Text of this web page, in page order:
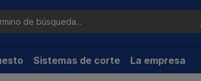
Sistemas de corte La empresa